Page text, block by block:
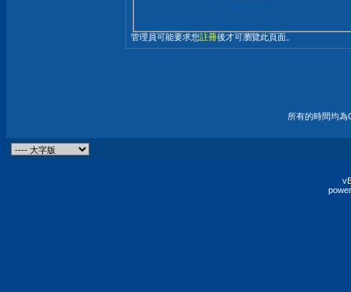
管理員可能要求您註冊後才可瀏覽此頁面。
所有的時間均為